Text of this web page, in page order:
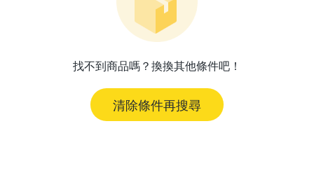
找不到商品嗎？換換其他條件吧！
清除條件再搜尋